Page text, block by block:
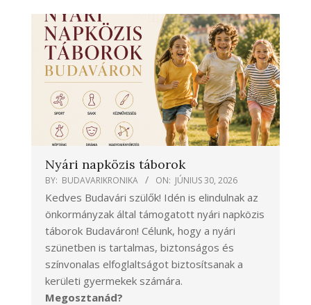
Nyári napközis táborok
BY: BUDAVARIKRONIKA ON: JÚNIUS 30, 2026
Kedves Budavári szülők! Idén is elindulnak az
önkormányzak által támogatott nyári napközis
táborok Budaváron! Célunk, hogy a nyári
szünetben is tartalmas, biztonságos és
színvonalas elfoglaltságot biztosítsanak a
kerületi gyermekek számára.
Megosztanád?